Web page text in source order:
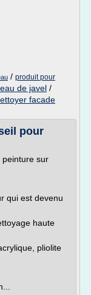
/ produit pour
de javel /
facade
pour
peinture sur
qui est devenu
haute
pliolite